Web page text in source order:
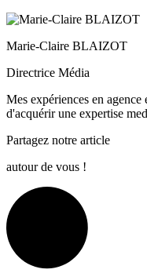
Marie-Claire BLAIZOT
Directrice Média
Mes expériences en
d'acquérir une expertise
Partagez notre article
autour de vous !